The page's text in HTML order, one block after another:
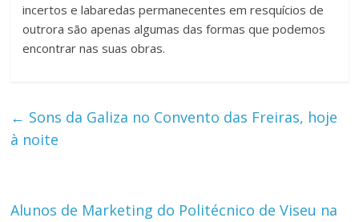
incertos e labaredas permanecentes em resquícios de
outrora são apenas algumas das formas que podemos
encontrar nas suas obras.
← Sons da Galiza no Convento das Freiras, hoje
à noite
Alunos de Marketing do Politécnico de Viseu na